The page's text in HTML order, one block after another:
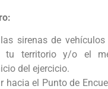
sirenas de vehículos
tu territorio y/o el
del ejercicio.
hacia el Punto de